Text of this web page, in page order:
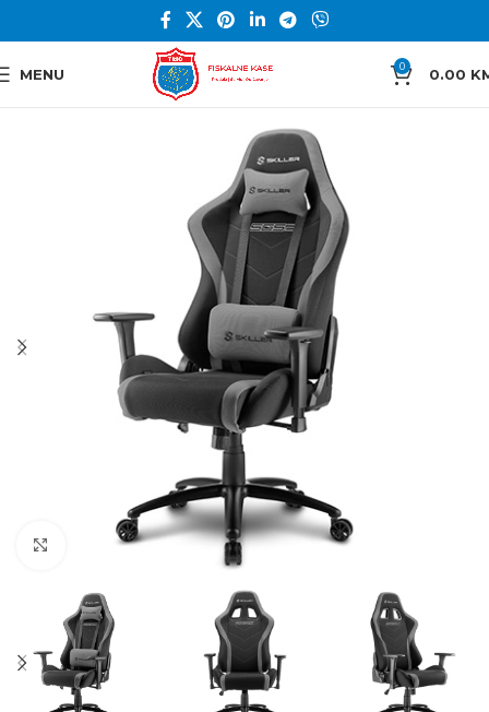
MENU 0 0.00
Click to enlarge